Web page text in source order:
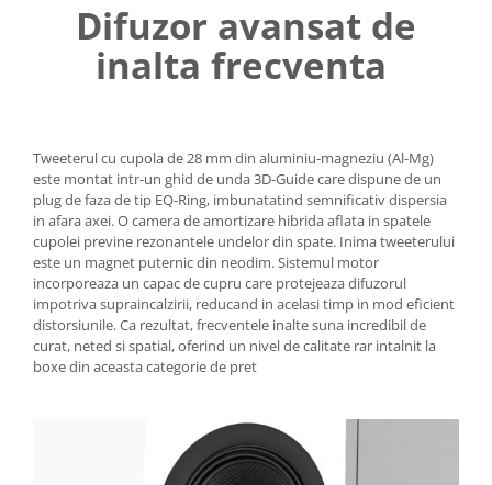
Difuzor avansat de
inalta frecventa
Tweeterul cu cupola de 28 mm din aluminiu-magneziu (Al-Mg)
este montat intr-un ghid de unda 3D-Guide care dispune de un
plug de faza de tip EQ-Ring, imbunatatind semnificativ dispersia
in afara axei. O camera de amortizare hibrida aflata in spatele
cupolei previne rezonantele undelor din spate. Inima tweeterului
este un magnet puternic din neodim. Sistemul motor
incorporeaza un capac de cupru care protejeaza difuzorul
impotriva supraincalzirii, reducand in acelasi timp in mod eficient
distorsiunile. Ca rezultat, frecventele inalte suna incredibil de
curat, neted si spatial, oferind un nivel de calitate rar intalnit la
boxe din aceasta categorie de pret